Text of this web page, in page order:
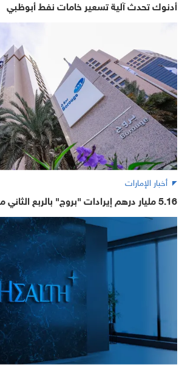
أدنوك تحدث آلية تسعير خامات نفط أبوظبي
أخبار الإمارات
5.16 مليار درهم إيرادات "بروج" بالربع الثاني من 2026